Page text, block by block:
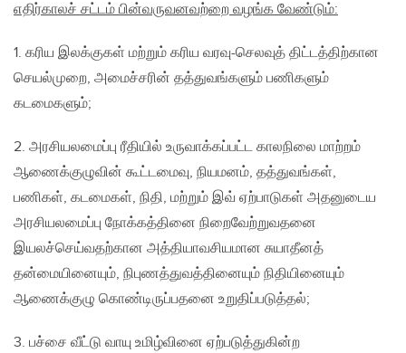
எதிர்காலச் சட்டம் பின்வருவனவற்றை வழங்க வேண்டும்:
1. கரிய இலக்குகள் மற்றும் கரிய வரவு-செலவுத் திட்டத்திற்கான
செயல்முறை, அமைச்சரின் தத்துவங்களும் பணிகளும்
கடமைகளும்;
2. அரசியலமைப்பு ரீதியில் உருவாக்கப்பட்ட காலநிலை மாற்றம்
ஆணைக்குழுவின் கூட்டமைவு, நியமனம், தத்துவங்கள்,
பணிகள், கடமைகள், நிதி, மற்றும் இவ் ஏற்பாடுகள் அதனுடைய
அரசியலமைப்பு நோக்கத்தினை நிறைவேற்றுவதனை
இயலச்செய்வதற்கான அத்தியாவசியமான சுயாதீனத்
தன்மையினையும், நிபுணத்துவத்தினையும் நிதியினையும்
ஆணைக்குழு கொண்டிருப்பதனை உறுதிப்படுத்தல்;
3. பச்சை வீட்டு வாயு உமிழ்வினை ஏற்படுத்துகின்ற